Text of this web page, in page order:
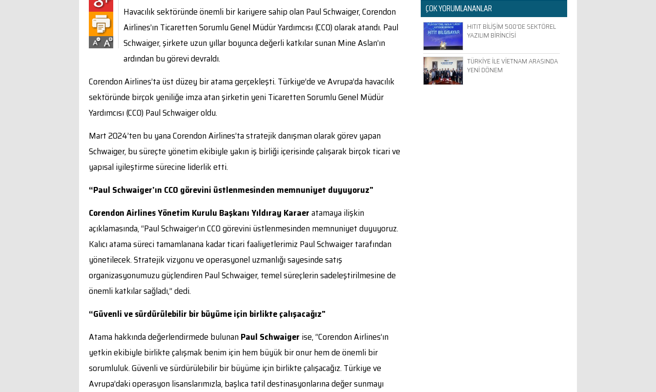
Havacılık sektöründe önemli bir kariyere sahip olan Paul Schwaiger, Corendon
Airlines’ın Ticaretten Sorumlu Genel Müdür Yardımcısı (CCO) olarak atandı. Paul
Schwaiger, şirkete uzun yıllar boyunca değerli katkılar sunan Mine Aslan’ın
ardından bu görevi devraldı.
Corendon Airlines’ta üst düzey bir atama gerçekleşti. Türkiye’de ve Avrupa’da havacılık
sektöründe birçok yeniliğe imza atan şirketin yeni Ticaretten Sorumlu Genel Müdür
Yardımcısı (CCO) Paul Schwaiger oldu.
Mart 2024’ten bu yana Corendon Airlines’ta stratejik danışman olarak görev yapan
Schwaiger, bu süreçte yönetim ekibiyle yakın iş birliği içerisinde çalışarak birçok ticari ve
yapısal iyileştirme sürecine liderlik etti.
“Paul Schwaiger’ın CCO görevini üstlenmesinden memnuniyet duyuyoruz”
Corendon Airlines Yönetim Kurulu Başkanı Yıldıray Karaeratamaya ilişkin
açıklamasında, “Paul Schwaiger’ın CCO görevini üstlenmesinden memnuniyet duyuyoruz.
Kalıcı atama süreci tamamlanana kadar ticari faaliyetlerimiz Paul Schwaiger tarafından
yönetilecek. Stratejik vizyonu ve operasyonel uzmanlığı sayesinde satış
organizasyonumuzu güçlendiren Paul Schwaiger, temel süreçlerin sadeleştirilmesine de
önemli katkılar sağladı,” dedi.
“Güvenli ve sürdürülebilir bir büyüme için birlikte çalışacağız”
Atama hakkında değerlendirmede bulunanPaul Schwaiger ise, “Corendon Airlines’ın
yetkin ekibiyle birlikte çalışmak benim için hem büyük bir onur hem de önemli bir
sorumluluk. Güvenli ve sürdürülebilir bir büyüme için birlikte çalışacağız. Türkiye ve
Avrupa’daki operasyon lisanslarımızla, başlıca tatil destinasyonlarına değer sunmayı
ÇOK YORUMLANANLAR
HITIT BİLİŞİM 500'DE SEKTÖREL
YAZILIM BİRİNCİSİ
TÜRKİYE İLE VİETNAM ARASINDA
YENİ DÖNEM